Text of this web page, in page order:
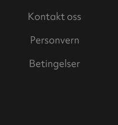
Kontakt oss
Personvern
Betingelser